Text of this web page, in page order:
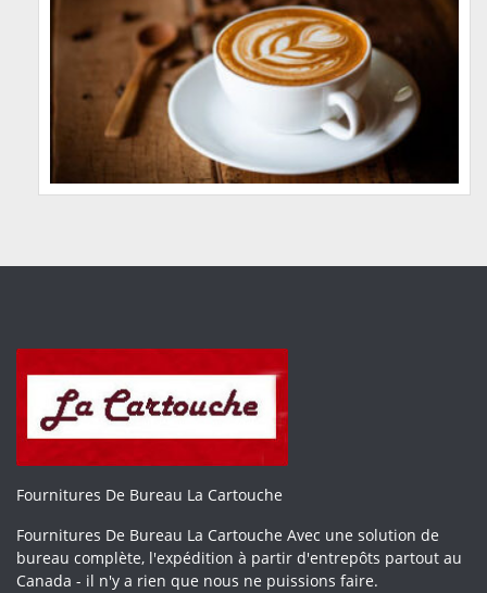
Fournitures De Bureau La Cartouche
Fournitures De Bureau La Cartouche Avec une solution de
bureau complète, l'expédition à partir d'entrepôts partout au
Canada - il n'y a rien que nous ne puissions faire.